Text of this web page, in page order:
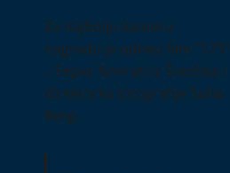
Za najbolju kameru
nagradu je odneo film “175”
– Seper Nosrati iz Švedske i
direktorka fotografije Sofia
Berg.